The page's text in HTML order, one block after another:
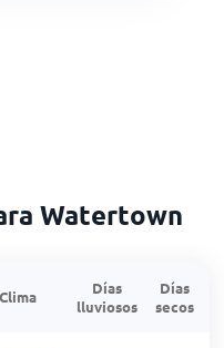
Watertown
Clima
Días
lluviosos
Días
secos